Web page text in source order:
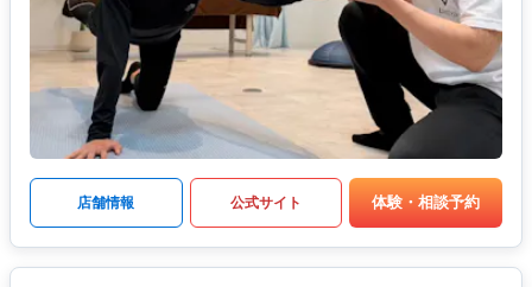
店舗情報 公式サイト 体験・相談予約